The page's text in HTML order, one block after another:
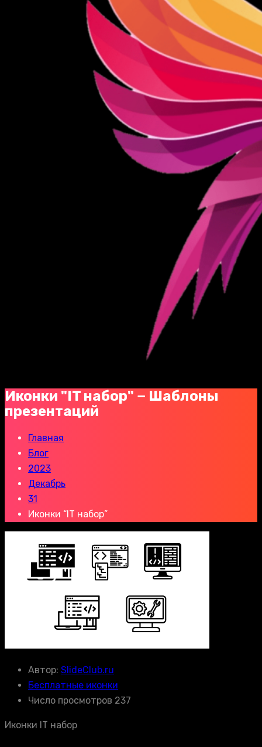
Иконки "IT набор" − Шаблоны
презентаций
Главная
Блог
2023
Декабрь
31
Иконки “IT набор”
Автор: SlideClub.ru
Бесплатные иконки
Число просмотров 237
Иконки IT набор